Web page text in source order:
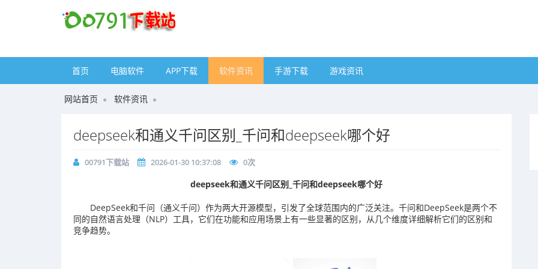
首页 电脑软件 APP下载 软件资讯 手游下载 游戏资讯
网站首页 软件资讯
deepseek和通义千问区别_千问和deepseek哪个好
00791下载站 2026-01-30 10:37:08 0次
deepseek和通义千问区别_千问和deepseek哪个好
DeepSeek和千问（通义千问）作为两大开源模型，引发了全球范围内的广泛关注。千问和DeepSeek是两个不
同的自然语言处理（NLP）工具，它们在功能和应用场景上有一些显著的区别，从几个维度详细解析它们的区别和
竞争趋势。